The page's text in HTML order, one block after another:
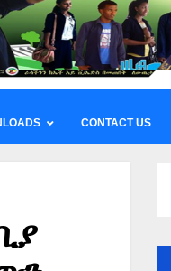
CONTACT US